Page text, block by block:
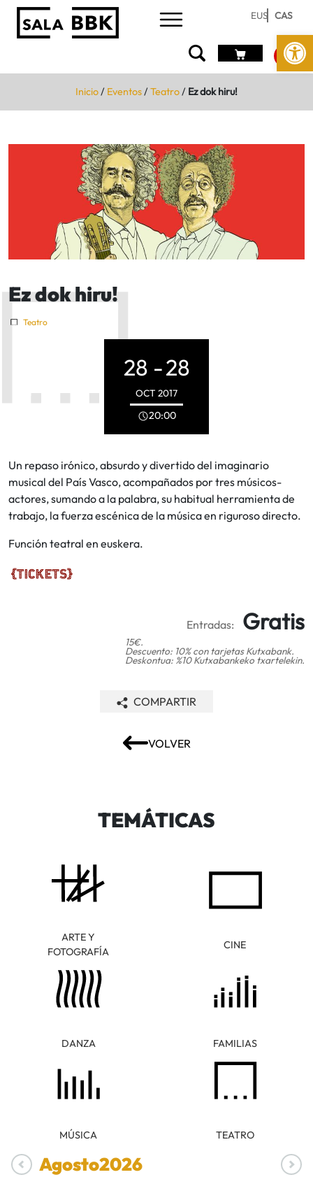
Abrir
EUS CAS
Inicio/ Eventos/Teatro/ Ez dok hiru!
Ez dok hiru!
Teatro
28 -28
OCT 2017
20:00
Un repaso irónico, absurdo y divertido del imaginario
musical del País Vasco, acompañados por tres músicos-
actores, sumando a la palabra, su habitual herramienta de
trabajo, la fuerza escénica de la música en riguroso directo.
Función teatral en euskera.
Entradas: Gratis
15€.
Descuento: 10% con tarjetas Kutxabank.
Deskontua: %10 Kutxabankeko txartelekin.
VOLVER
COMPARTIR
TEMÁTICAS
ARTE Y
FOTOGRAFÍA
CINE
DANZA FAMILIAS
MÚSICA TEATRO
Agosto2026